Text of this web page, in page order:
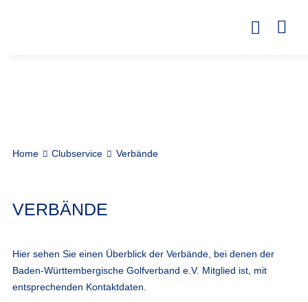
Home Clubservice Verbände
VERBÄNDE
Hier sehen Sie einen Überblick der Verbände, bei denen der
Baden-Württembergische Golfverband e.V. Mitglied ist, mit
entsprechenden Kontaktdaten.